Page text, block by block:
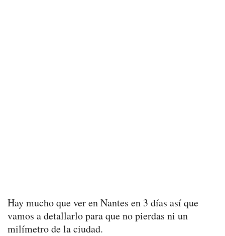
Hay mucho que ver en Nantes en 3 días así que
vamos a detallarlo para que no pierdas ni un
milímetro de la ciudad.